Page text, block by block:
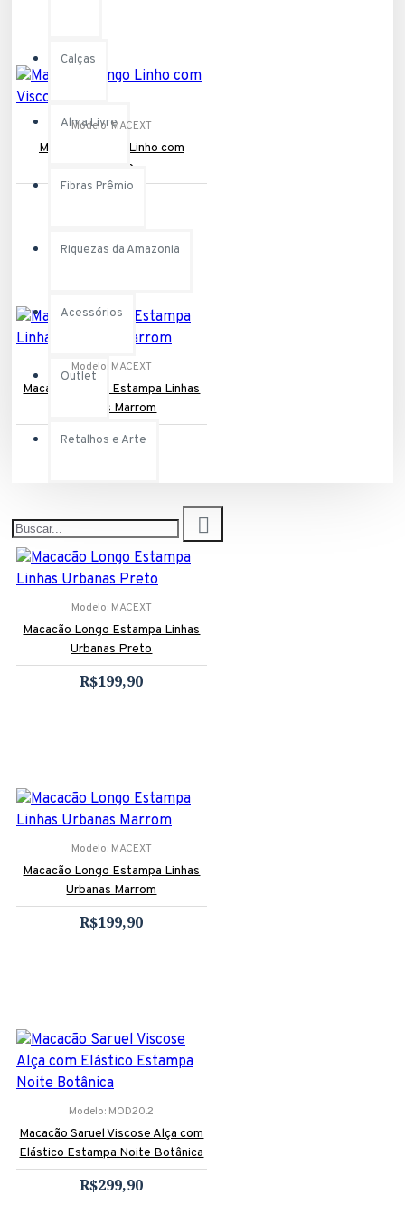
Calças
Alma Livre
Fibras Prêmio
Riquezas da Amazonia
Acessórios
Outlet
Retalhos e Arte
Modelo:MACEXT
Macacão Longo Linho com
Viscose
Modelo: MACEXT
Macacão Longo Estampa Linhas
Urbanas Marrom
R$199,90
Modelo: MACEXT
Macacão Longo Estampa Linhas
Urbanas Preto
R$199,90
Modelo: MACEXT
Macacão Longo Estampa Linhas
Urbanas Marrom
R$199,90
Modelo: MOD20.2
Macacão Saruel Viscose Alça com
Elástico Estampa Noite Botânica
R$299,90